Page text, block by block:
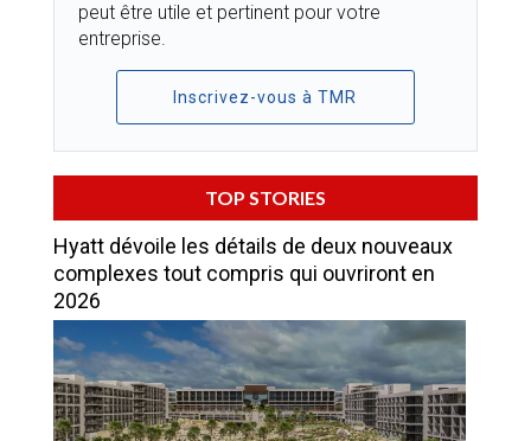
peut être utile et pertinent pour votre
entreprise.
Inscrivez-vous à TMR
TOP STORIES
Hyatt dévoile les détails de deux nouveaux
complexes tout compris qui ouvriront en
2026